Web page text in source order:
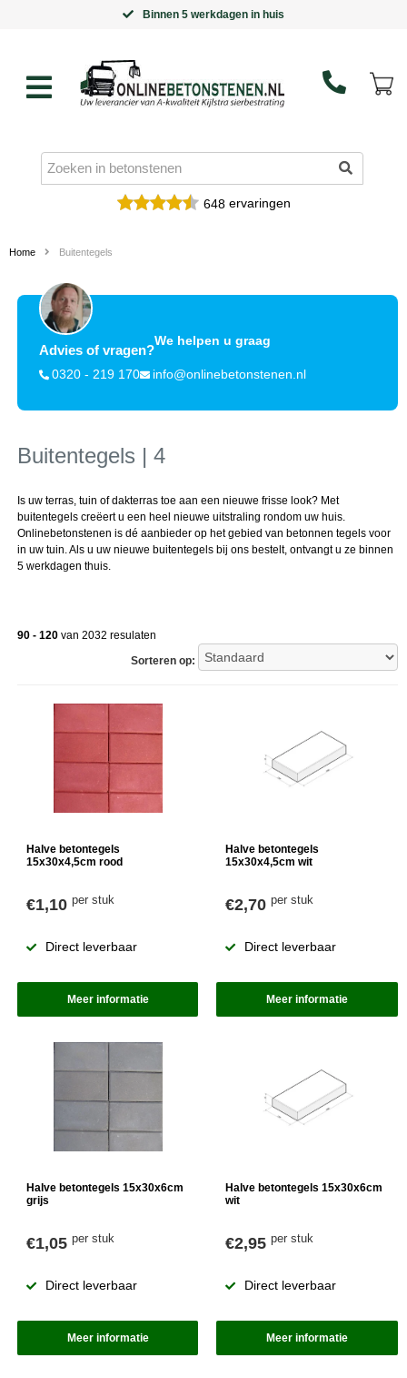
Binnen 5 werkdagen in huis
648ervaringen
Home Buitentegels
Advies of vragen?
We helpen u graag
0320 - 219 170 info@onlinebetonstenen.nl
Buitentegels | 4
Is uw terras, tuin of dakterras toe aan een nieuwe frisse look? Met
buitentegels creëert u een heel nieuwe uitstraling rondom uw huis.
Onlinebetonstenen is dé aanbieder op het gebied van betonnen tegels voor
in uw tuin. Als u uw nieuwe buitentegels bij ons bestelt, ontvangt u ze binnen
5 werkdagen thuis.
90 - 120van 2032 resulaten
Sorteren op:
Halve betontegels
15x30x4,5cm rood
€1,10 per stuk
Direct leverbaar
Meer informatie
Halve betontegels
15x30x4,5cm wit
€2,70per stuk
Direct leverbaar
Meer informatie
Halve betontegels 15x30x6cm
grijs
€1,05 per stuk
Direct leverbaar
Meer informatie
Halve betontegels 15x30x6cm
wit
€2,95per stuk
Direct leverbaar
Meer informatie